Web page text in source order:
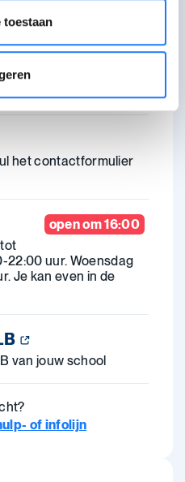
toestaan
open om 18:00
kan even in de wachtrij
het contactformulier
open om 16:00
22:00 uur. Woensdag
Je kan even in de
van jouw school
of infolijn